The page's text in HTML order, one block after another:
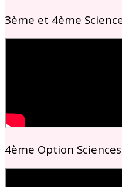
3ème et 4ème
4ème Option Sciences